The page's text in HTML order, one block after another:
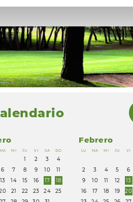
MA MI JU VI SA DO
1 2 3
4
6 7 8 9 10
11
13 14 15 16 17
18
21 22 23 24
25
Febrero
LU MA MI JU VI
2
3 4 5 6
9
10 11 12 13
16
17 18 19 20